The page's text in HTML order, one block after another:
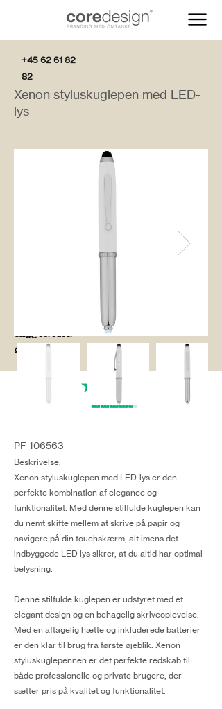
+45 62 61 82
82
salg@coredesi
gn.dk
Xenon styluskuglepen med LED-
lys
PF-106563
Beskrivelse:
Xenon styluskuglepen med LED-lys er den
perfekte kombination af elegance og
funktionalitet. Med denne stilfulde kuglepen kan
du nemt skifte mellem at skrive på papir og
navigere på din touchskærm, alt imens det
indbyggede LED lys sikrer, at du altid har optimal
belysning.
Denne stilfulde kuglepen er udstyret med et
elegant design og en behagelig skriveoplevelse.
Med en aftagelig hætte og inkluderede batterier
er den klar til brug fra første øjeblik. Xenon
styluskuglepennen er det perfekte redskab til
både professionelle og private brugere, der
sætter pris på kvalitet og funktionalitet.